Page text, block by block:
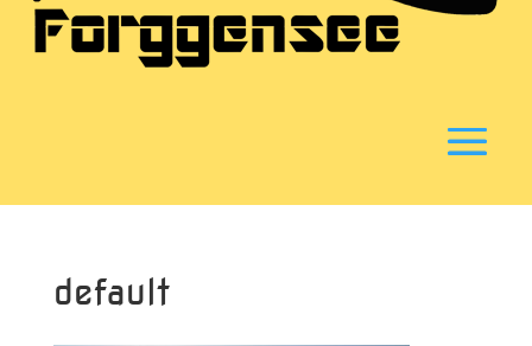
default